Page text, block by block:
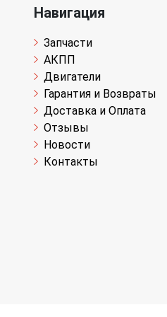
Навигация
Запчасти
АКПП
Двигатели
Гарантия и Возвраты
Доставка и Оплата
Отзывы
Новости
Контакты